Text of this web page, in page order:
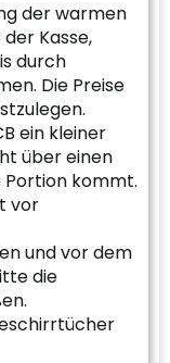
der warmen
Kasse,
durch
Die Preise
ein kleiner
über einen
kommt.
vor
und vor dem
die